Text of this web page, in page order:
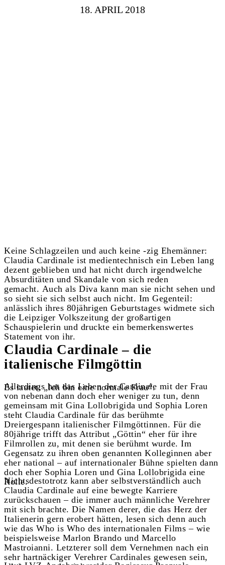
18. APRIL 2018
Keine Schlagzeilen und auch keine -zig Ehemänner:
Claudia Cardinale ist medientechnisch ein Leben lang
dezent geblieben und hat nicht durch irgendwelche
Absurditäten und Skandale von sich reden
gemacht. Auch als Diva kann man sie nicht sehen und
so sieht sie sich selbst auch nicht. Im Gegenteil:
anlässlich ihres 80jährigen Geburtstages widmete sich
die Leipziger Volkszeitung der großartigen
Schauspielerin und druckte ein bemerkenswertes
Statement von ihr.
Claudia Cardinale – die
italienische Filmgöttin
Es lautet: „Ich bin eine normale Frau“.
Allerdings hat das Leben der Cardinale mit der Frau
von nebenan dann doch eher weniger zu tun, denn
gemeinsam mit Gina Lollobrigida und Sophia Loren
steht Claudia Cardinale für das berühmte
Dreiergespann italienischer Filmgöttinnen. Für die
80jährige trifft das Attribut „Göttin“ eher für ihre
Filmrollen zu, mit denen sie berühmt wurde. Im
Gegensatz zu ihren oben genannten Kolleginnen aber
eher national – auf internationaler Bühne spielten dann
doch eher Sophia Loren und Gina Lollobrigida eine
Rolle.
Nichtsdestotrotz kann aber selbstverständlich auch
Claudia Cardinale auf eine bewegte Karriere
zurückschauen – die immer auch männliche Verehrer
mit sich brachte. Die Namen derer, die das Herz der
Italienerin gern erobert hätten, lesen sich denn auch
wie das Who is Who des internationalen Films – wie
beispielsweise Marlon Brando und Marcello
Mastroianni. Letzterer soll dem Vernehmen nach ein
sehr hartnäckiger Verehrer Cardinales gewesen sein,